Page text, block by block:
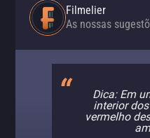
Filmelier
As nossas
Dica: Em
interior
vermelho